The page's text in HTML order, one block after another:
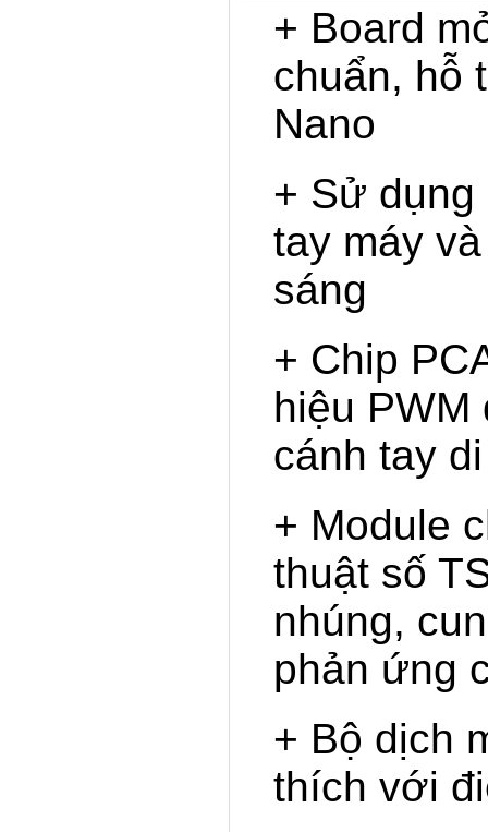
+ Board
chuẩn, hỗ
Nano
+ Sử dụng
tay máy
sáng
+ Chip
hiệu PWM
cánh tay
+ Module
thuật số
nhúng,
phản ứng
+ Bộ dịch
thích với